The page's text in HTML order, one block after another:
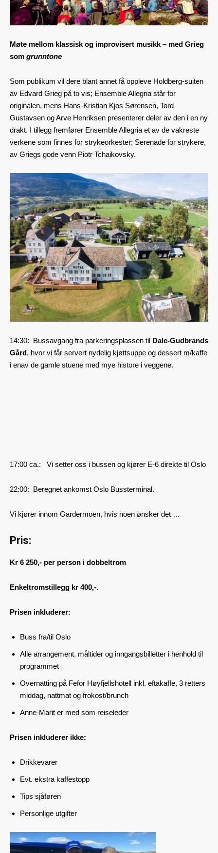
Møte mellom klassisk og improvisert musikk – med Grieg
som grunntone
Som publikum vil dere blant annet få oppleve Holdberg-suiten
av Edvard Grieg på to vis; Ensemble Allegria står for
originalen, mens Hans-Kristian Kjos Sørensen, Tord
Gustavsen og Arve Henriksen presenterer deler av den i en ny
drakt. I tillegg fremfører Ensemble Allegria et av de vakreste
verkene som finnes for strykeorkester; Serenade for strykere,
av Griegs gode venn Piotr Tchaikovsky.
14:30: Bussavgang fra parkeringsplassen til Dale-Gudbrands
Gård, hvor vi får servert nydelig kjøttsuppe og dessert m/kaffe
i enav de gamle stuene med mye histore i veggene.
17:00 ca.: Vi setter oss i bussen og kjører E-6 direkte til Oslo
22:00: Beregnet ankomst Oslo Bussterminal.
Vi kjører innom Gardermoen, hvis noen ønsker det …
Pris:
Kr 6 250,- per person i dobbeltrom
Enkeltromstillegg kr 400,-.
Prisen inkluderer:
Buss fra/til Oslo
Alle arrangement, måltider og inngangsbilletter i henhold til
programmet
Overnatting på Fefor Høyfjellshotell inkl. eftakaffe, 3 retters
middag, nattmat og frokost/brunch
Anne-Marit er med som reiseleder
Prisen inkluderer ikke:
Drikkevarer
Evt. ekstra kaffestopp
Tips sjåføren
Personlige utgifter